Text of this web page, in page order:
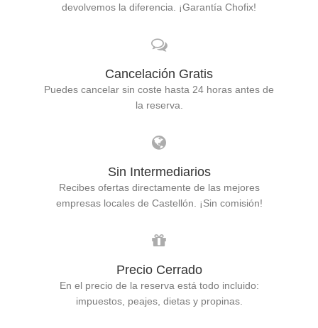
devolvemos la diferencia. ¡Garantía Chofix!
Cancelación Gratis
Puedes cancelar sin coste hasta 24 horas antes de
la reserva.
Sin Intermediarios
Recibes ofertas directamente de las mejores
empresas locales de Castellón. ¡Sin comisión!
Precio Cerrado
En el precio de la reserva está todo incluido:
impuestos, peajes, dietas y propinas.